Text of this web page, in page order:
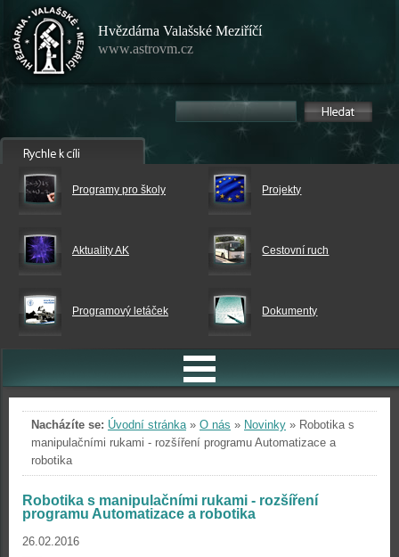
Hvězdárna Valašské Meziříčí
www.astrovm.cz
Programy pro školy Projekty
Aktuality AK Cestovní ruch
Programový letáček Dokumenty
Nacházíte se: Úvodní stránka» O nás » Novinky » Robotika s
manipulačními rukami - rozšíření programu Automatizace a
robotika
Robotika s manipulačními rukami - rozšíření
programu Automatizace a robotika
26.02.2016